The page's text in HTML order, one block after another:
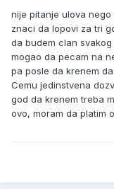
nije pitanje ulova nego
znaci da lopovi za tri
da budem clan
mogao da pecam na
pa posle da krenem
Cemu jedinstvena
god da krenem treba
ovo, moram da platim